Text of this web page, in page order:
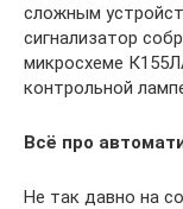
сложным
сигнализатор
микросхеме
контрольной
Всё про
Не так давно на